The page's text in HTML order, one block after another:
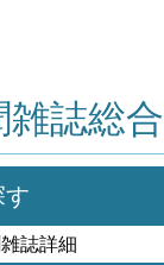
雑誌総
す
誌詳細